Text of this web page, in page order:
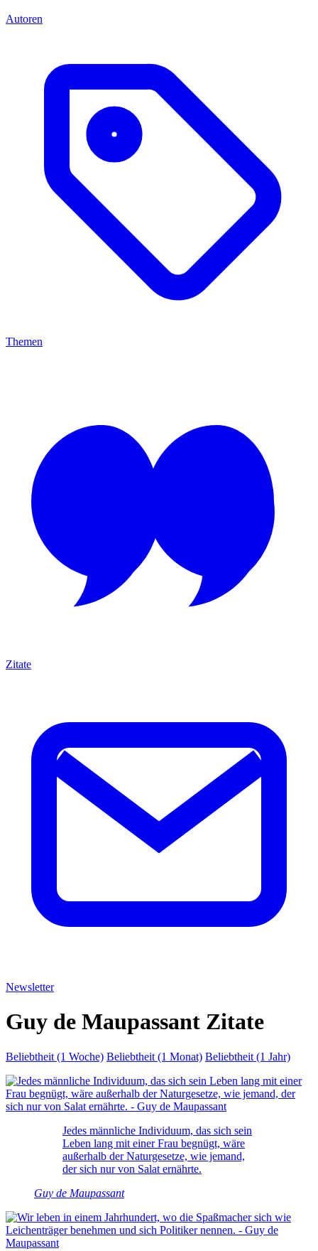
Autoren
Themen
Zitate
Newsletter
Guy de Maupassant Zitate
Beliebtheit (1 Woche) Beliebtheit (1 Monat) Beliebtheit (1 Jahr)
Jedes männliche Individuum, das sich sein
Leben lang mit einer Frau begnügt, wäre
außerhalb der Naturgesetze, wie jemand,
der sich nur von Salat ernährte.
Guy de Maupassant